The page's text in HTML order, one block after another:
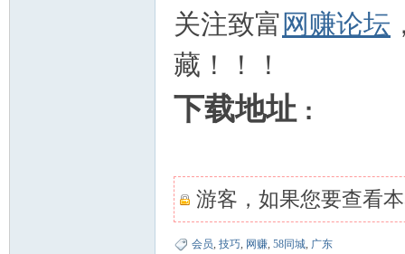
关注致富 网赚论坛
藏！！！
下载地址：
游客，如果您要查看
会员, 技巧, 网赚, 58同城, 广东